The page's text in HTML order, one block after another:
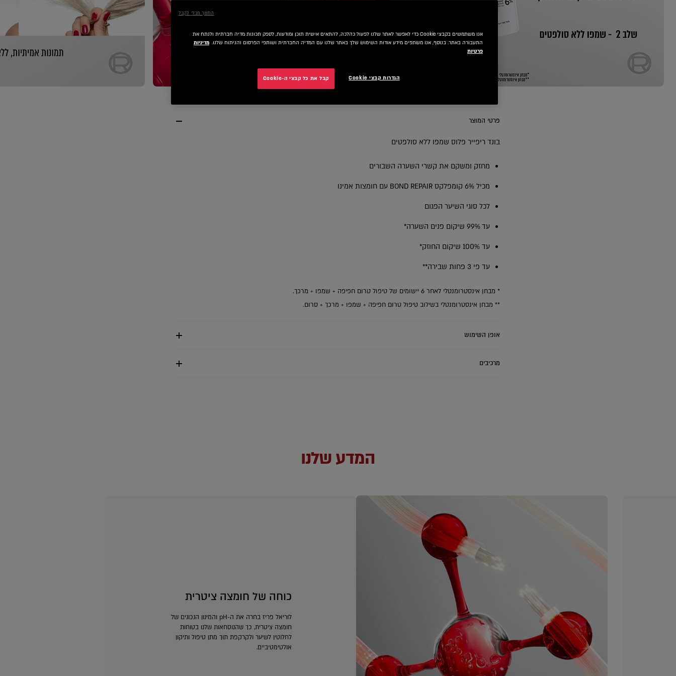
פרטי המוצר
בונד ריפייר פלוס שמפו ללא סולפטים
מחזק ומשקם את קשרי השערה השבורים
מכיל 6% קומפלקס BOND REPAIR עם חומצות אמינו
לכל סוגי השיער הפגום
עד 99% שיקום פנים השערה*
עד 100% שיקום החוזק*
עד פי 3 פחות שבירה**
* מבחן אינסטרומנטלי לאחר 6 יישומים של טיפול טרום חפיפה + שמפו + מרכך.
** מבחן אינסטרומנטלי בשילוב טיפול טרום חפיפה + שמפו + מרכך + סרום.
אופן השימוש
מרכיבים
המדע שלנו
כוחה של חומצה ציטרית
לוריאל פריז בחרה את ה-pH והמינון הנכונים של
חומצה ציטרית, כך שהנוסחאות שלנו בטוחות
לחלוטין לשיער ולקרקפת תוך מתן טיפול ותיקון
אולטימטיביים.
אנו משתמשים בקבצי Cookie כדי לאפשר לאתר שלנו לפעול כהלכה, להתאים אישית תוכן ומודעות, לספק תכונות מדיה חברתית ולנתח את
התעבורה באתר. בנוסף, אנו משתפים מידע אודות השימוש שלך באתר שלנו עם המדיה החברתית ושותפי הפרסום והניתוח שלנו. מדיניות
פרטיות
הגדרות קבצי Cookie קבל את כל קבצי ה-Cookie
המשך מבלי לקבל